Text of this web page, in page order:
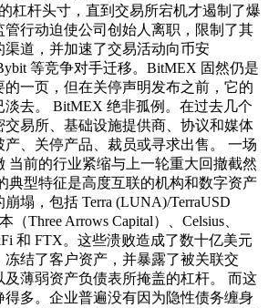
杠杆头寸，直到交易所宕机才遏制了爆
管行动迫使公司创始人离职，限制了其
渠道，并加速了交易活动向币安
等竞争对手迁移。BitMEX 固然仍是
的一页，但在关停声明发布之前，它的
淡去。 BitMEX 绝非孤例。在过去几个
交易所、基础设施提供商、协议和媒体
产、关停产品、裁员或寻求出售。 一场
当前的行业紧缩与上一轮重大回撤截然
典型特征是高度互联的机构和数字资产
塌，包括 Terra (LUNA)/TerraUSD
（Three Arrows Capital）、Celsius、
和 FTX。这些溃败造成了数十亿美元
冻结了客户资产，并暴露了被关联交
及薄弱资产负债表所掩盖的杠杆。 而这
得多。企业普遍没有因为隐性债务缠身